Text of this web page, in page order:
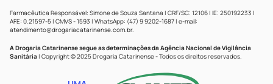
horas, especialmente em caso de exposição prolongada
ao sol.
QUAL A QUANTIDADE CERTA DE
Farmacêutica Responsável: Simone de Souza Santana | CRF/SC: 12106 | IE: 250192233 |
AFE: 0.21597-5 | CMVS - 1593 | WhatsApp: (47) 9 9202-1687 | e-mail:
atendimento@drogariacatarinense.com.br.
A Drogaria Catarinense segue as determinações da Agência Nacional de Vigilância
Sanitária | Copyright © 2025 Drogaria Catarinense - Todos os direitos reservados.